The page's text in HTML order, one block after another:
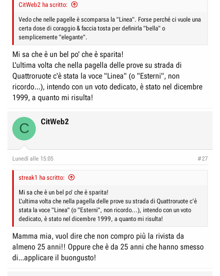
CitWeb2 ha scritto:
Vedo che nelle pagelle è scomparsa la "Linea". Forse perché ci vuole una
certa dose di coraggio & faccia tosta per definirla "bella" o
semplicemente "elegante".
Mi sa che è un bel po' che è sparita!
L'ultima volta che nella pagella delle prove su strada di
Quattroruote c'è stata la voce "Linea" (o "Esterni", non
ricordo...), intendo con un voto dedicato, è stato nel dicembre
1999, a quanto mi risulta!
C CitWeb2
Lunedì alle 15:05 #27
streak1 ha scritto:
Mi sa che è un bel po' che è sparita!
L'ultima volta che nella pagella delle prove su strada di Quattroruote c'è
stata la voce "Linea" (o "Esterni", non ricordo...), intendo con un voto
dedicato, è stato nel dicembre 1999, a quanto mi risulta!
Mamma mia, vuol dire che non compro più la rivista da
almeno 25 anni!! Oppure che è da 25 anni che hanno smesso
di...applicare il buongusto!